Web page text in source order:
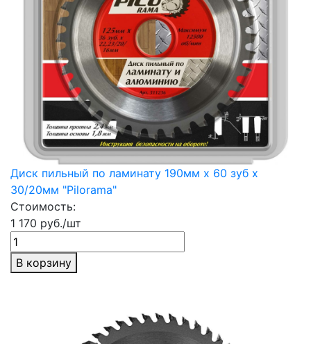
Диск пильный по ламинату 190мм х 60 зуб х
30/20мм "Pilorama"
Стоимость:
1 170 руб./шт
В корзину